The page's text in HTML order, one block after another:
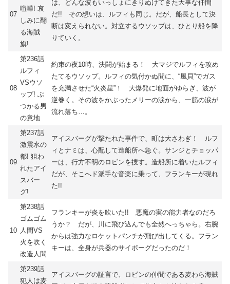
07
喧嘩! 哀
しみに翻
る海賊
旗!
は、どんな波もいっしょにきりぬけてきた大事な仲間
だ!! その想いは、ルフィも同じ。だが、船長として決
断は変えられない。対立するウソップは、ひとり船を降
りていく。
08
第236話
ルフィ
VSウソ
ップ! ぶ
つかる男
の意地
約束の夜10時、決闘が始まる！ 大マジでルフィを攻め
たてるウソップ。ルフィの気付かぬ間に、“風貝”でガス
を充満させた“火炎星”！ 大爆発に地面がゆらぎ、波が
逆巻く。その波をかぶったメリーの涙から、一筋の涙が
流れ落ち…。
09
第237話
激震水の
都! 狙わ
れたアイ
スバー
グ!
アイスバーグが撃たれた事件で、町は大さわぎ！ ルフ
ィとナミは、心配して造船所へ急ぐ。サンジとチョッパ
ーは、行方不明のロビンを捜す。造船所に着いたルフィ
だが、そこへド派手な音楽に乗って、フランキーが現れ
た!!
10
第238話
ゴムゴム
人間VS
火を吹く
改造人間
フランキーが炎を吹いた!! 悪魔の実の能力者なのだろ
うか？ だが、川に飛び込んでも全然へっちゃら。右腕
からは強力なロケットパンチが飛び出してくる。フラン
キーは、全身が兵器のサイボーグだったのだ！
第239話
犯人は麦
アイスバーグの証言で、ロビンの仲間である麦わら海賊